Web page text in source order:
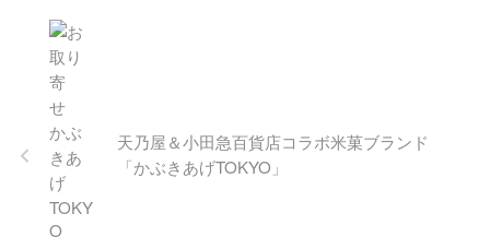
魔法のキャラメルサンド」を
実食レビュー。サクサクのク
ッキーと、とろけるキャラメ
ルの組み合わせが楽しめる、
手土産にも選びやすい神戸発
スイーツです。天乃屋＆小田急百貨店コラボ米菓ブランド
「かぶきあげTOKYO」